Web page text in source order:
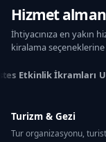
Hizmet
İhtiyacınıza en yakın
kiralama seçeneklerine
Etkinlik İkramları
Turizm & Gezi
Tur organizasyonu,